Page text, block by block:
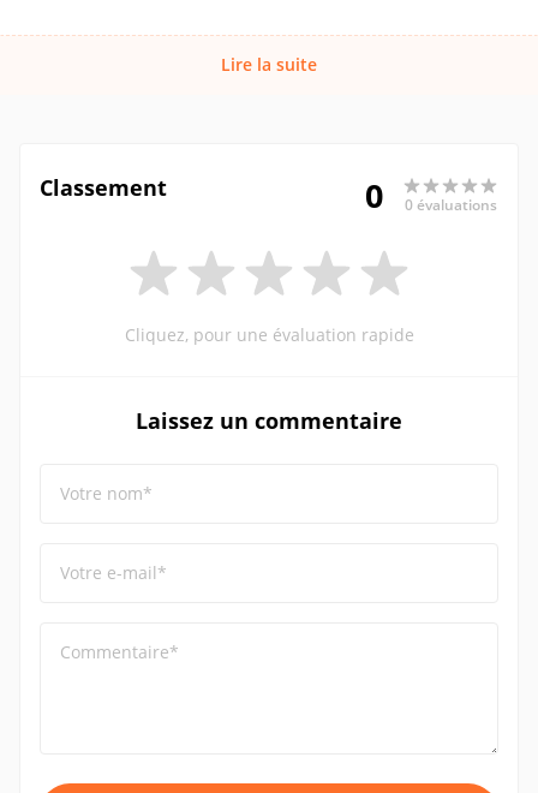
Lire la suite
Classement 0 0 évaluations
Cliquez, pour une évaluation rapide
Laissez un commentaire
Votre nom*
Votre e-mail*
Commentaire*